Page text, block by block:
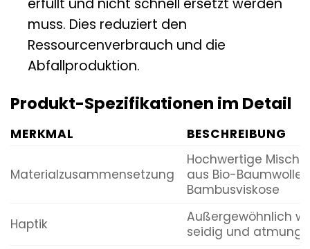
erfüllt und nicht schnell ersetzt werden
muss. Dies reduziert den
Ressourcenverbrauch und die
Abfallproduktion.
Produkt-Spezifikationen im Detail
MERKMAL BESCHREIBUNG
Materialzusammensetzung
Hochwertige
aus Bio-Baumwolle
Bambusviskose
Haptik
Außergewöhnlich
seidig und